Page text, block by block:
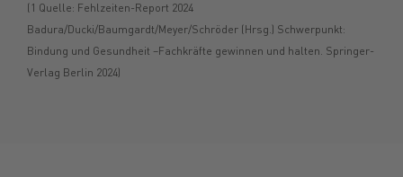
(1 Quelle: Fehlzeiten-Report 2024
Badura/Ducki/Baumgardt/Meyer/Schröder (Hrsg.) Schwerpunkt:
Bindung und Gesundheit –Fachkräfte gewinnen und halten. Springer-
Verlag Berlin 2024)